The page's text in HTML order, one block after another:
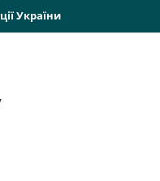
України